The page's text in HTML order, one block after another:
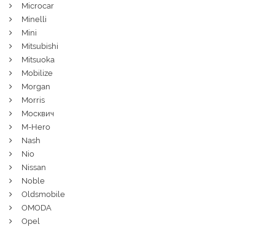
Microcar
Minelli
Mini
Mitsubishi
Mitsuoka
Mobilize
Morgan
Morris
Москвич
M-Hero
Nash
Nio
Nissan
Noble
Oldsmobile
OMODA
Opel